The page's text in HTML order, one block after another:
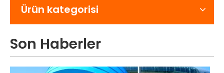
Ürün kategorisi
Son Haberler